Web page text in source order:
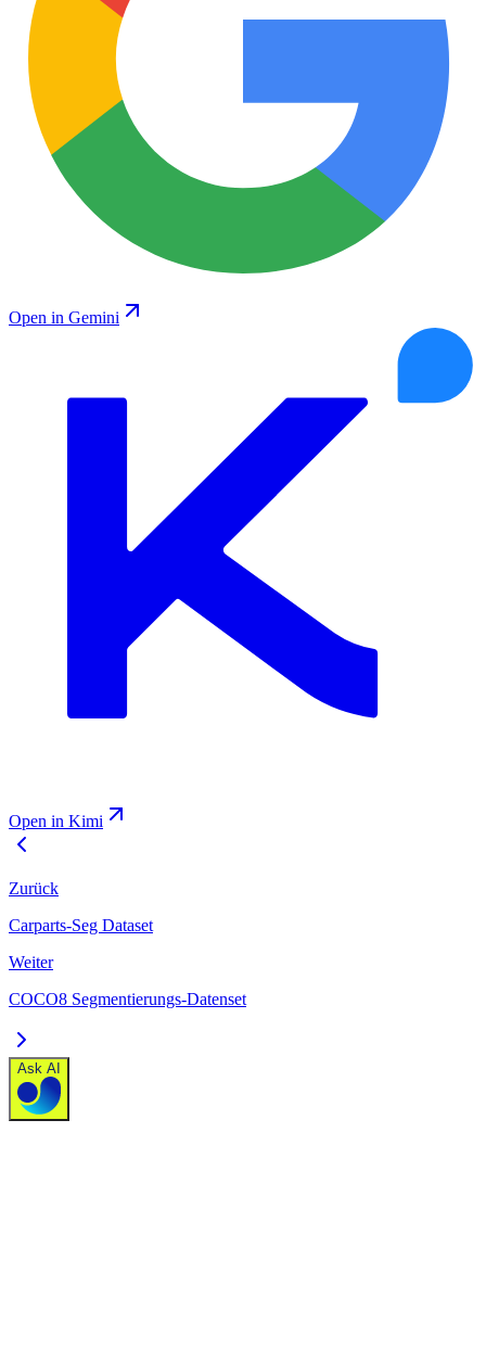
Open in Gemini
Open in Kimi
Zurück
Carparts-Seg Dataset
Weiter
COCO8 Segmentierungs-Datenset
Ask AI